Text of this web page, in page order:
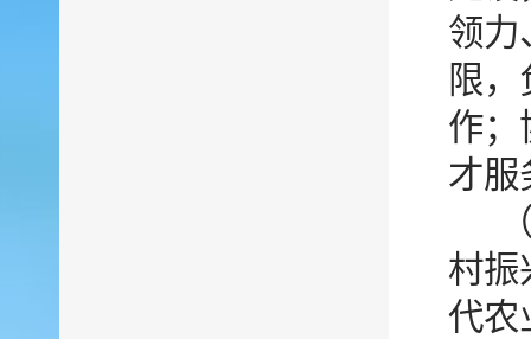
领力
限
作；
才服
村振
代农